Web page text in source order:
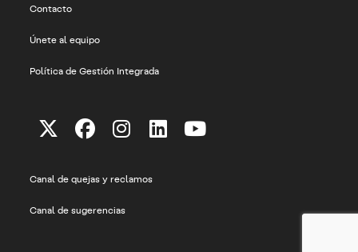
Contacto
Únete al equipo
Política de Gestión Integrada
en
nueva
en
nueva
en
nueva
en
Canal de quejas y reclamos
Canal de sugerencias